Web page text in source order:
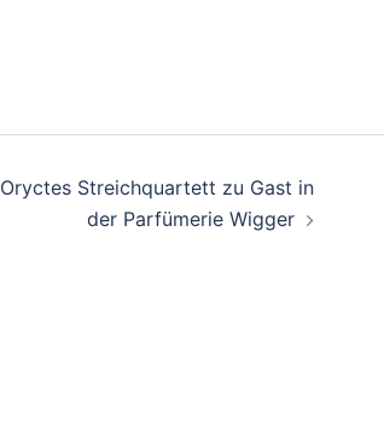
Oryctes Streichquartett zu Gast in
der Parfümerie Wigger